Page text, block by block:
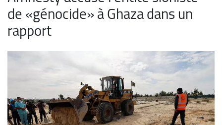
de «génocide» à Ghaza dans un
rapport